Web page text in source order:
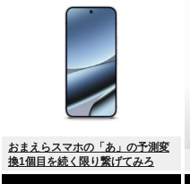
おまえらスマホの「あ」の予測変
換1個目を続く限り繋げてみろ
www